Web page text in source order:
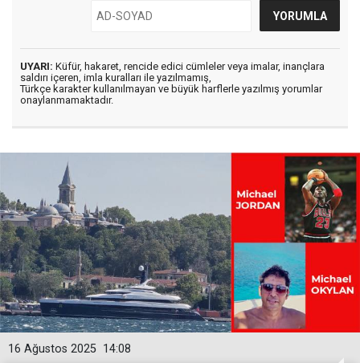
UYARI: Küfür, hakaret, rencide edici cümleler veya imalar, inançlara
saldırı içeren, imla kuralları ile yazılmamış,
Türkçe karakter kullanılmayan ve büyük harflerle yazılmış yorumlar
onaylanmamaktadır.
14:08
16 Ağustos 2025